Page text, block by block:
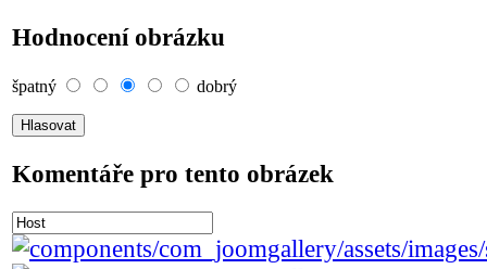
Hodnocení obrázku
špatný dobrý
Komentáře pro tento obrázek